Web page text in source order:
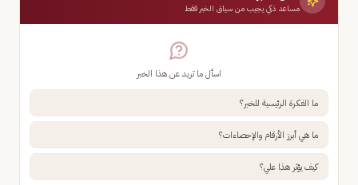
مساعد ذكي يجيب من سياق الخبر فقط
اسأل ما تريد عن هذا الخبر
ما الفكرة الرئيسية للخبر؟
ما هي أبرز الأرقام والإحصاءات؟
كيف يؤثر هذا علي؟